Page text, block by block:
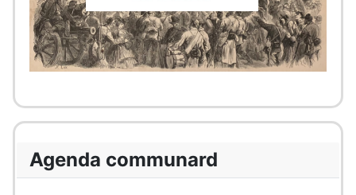
Agenda communard